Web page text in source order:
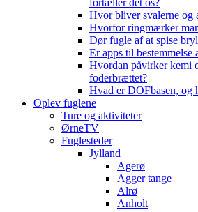
fortæller det os?
Hvor bliver svalerne og
Hvorfor ringmærker
Dør fugle af at spise
Er apps til bestemmelse
Hvordan påvirker kemi
foderbrættet?
Hvad er DOFbasen, og
Oplev fuglene
Ture og aktiviteter
ØrneTV
Fuglesteder
Jylland
Agerø
Agger tange
Alrø
Anholt